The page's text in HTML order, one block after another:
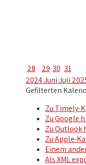
28
29 30 31
2024JuniJuli
Gefilterten
Zu Timely-
Zu Google
Zu Outlook
Zu Apple-
Einem
Als XML